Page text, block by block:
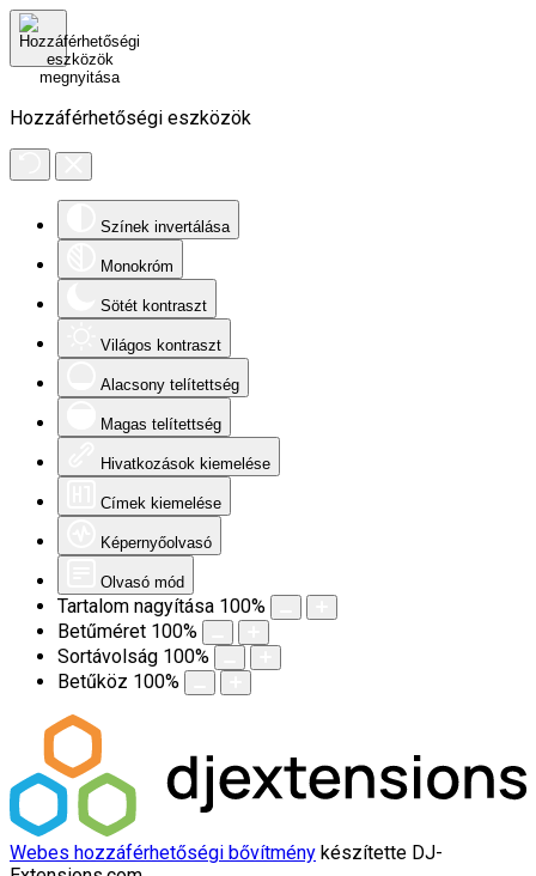
Hozzáférhetőségi eszközök
Színek invertálása
Monokróm
Sötét kontraszt
Világos kontraszt
Alacsony telítettség
Magas telítettség
Hivatkozások kiemelése
Címek kiemelése
Képernyőolvasó
Olvasó mód
Tartalom nagyítása 100%
Betűméret 100%
Sortávolság 100%
Betűköz 100%
Webes hozzáférhetőségi bővítmény készítette DJ-